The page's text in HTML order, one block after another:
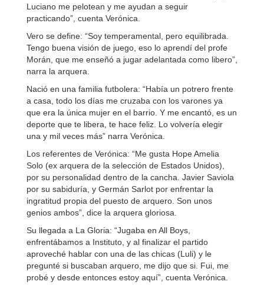
Luciano me pelotean y me ayudan a seguir
practicando”, cuenta Verónica.
Vero se define: “Soy temperamental, pero equilibrada.
Tengo buena visión de juego, eso lo aprendí del profe
Morán, que me enseñó a jugar adelantada como libero”,
narra la arquera.
Nació en una familia futbolera: “Había un potrero frente
a casa, todo los días me cruzaba con los varones ya
que era la única mujer en el barrio. Y me encantó, es un
deporte que te libera, te hace feliz. Lo volvería elegir
una y mil veces más” narra Verónica.
Los referentes de Verónica: “Me gusta Hope Amelia
Solo (ex arquera de la selección de Estados Unidos),
por su personalidad dentro de la cancha. Javier Saviola
por su sabiduría, y Germán Sarlot por enfrentar la
ingratitud propia del puesto de arquero. Son unos
genios ambos”, dice la arquera gloriosa.
Su llegada a La Gloria: “Jugaba en All Boys,
enfrentábamos a Instituto, y al finalizar el partido
aproveché hablar con una de las chicas (Luli) y le
pregunté si buscaban arquero, me dijo que si. Fui, me
probé y desde entonces estoy aquí”, cuenta Verónica.